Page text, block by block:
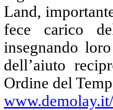
Land,
fece carico
insegnando
dell’aiuto
Ordine del